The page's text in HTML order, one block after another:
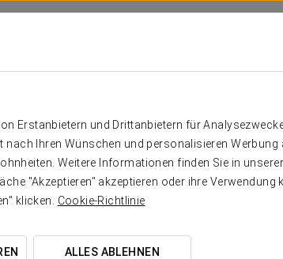
Erstanbietern und Drittanbietern für
nach Ihren Wünschen und personalisieren
Weitere Informationen finden Sie in
"Akzeptieren" akzeptieren oder ihre
klicken. Cookie-Richtlinie
ALLES ABLEHNEN
die Erholung, die Sie
bieten eine moderne und funktionale
wurde. Mit einer hellen und praktischen
komfortablen Aufenthalt zu gewährleisten – ideal
aus Vergnügen erkunden.